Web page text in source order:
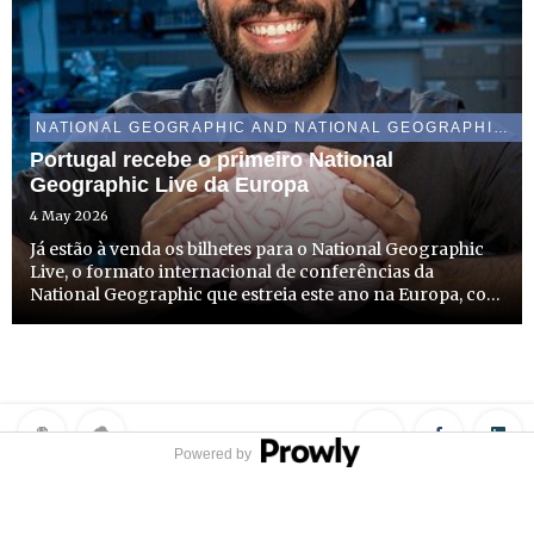
Portugal recebe o primeiro National
Geographic Live da Europa
4 May 2026
Já estão à venda os bilhetes para o National Geographic
Live, o formato internacional de conferências da
National Geographic que estreia este ano na Europa, com
Powered by